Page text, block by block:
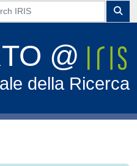
@
della Ricerca